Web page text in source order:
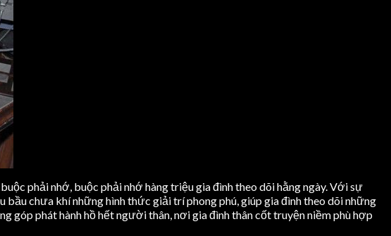
phải nhớ, buộc phải nhớ hàng triệu gia đình theo dõi hằng ngày. Với sự
chưa khí những hình thức giải trí phong phú, giúp gia đình theo dõi những
góp phát hành hồ hết người thân, nơi gia đình thân cốt truyện niềm phù hợp